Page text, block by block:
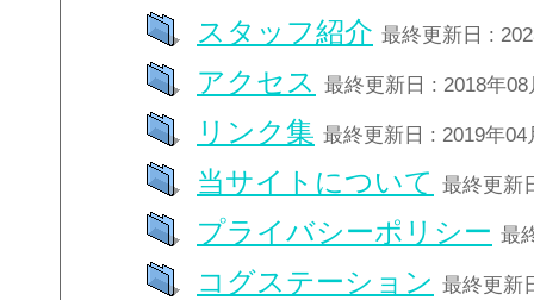
スタッフ紹介 最終更新日 :
アクセス 最終更新日 : 2018年
リンク集 最終更新日 : 2019年
当サイトについて 最終更新
プライバシーポリシー 最
コグステーション 最終更新